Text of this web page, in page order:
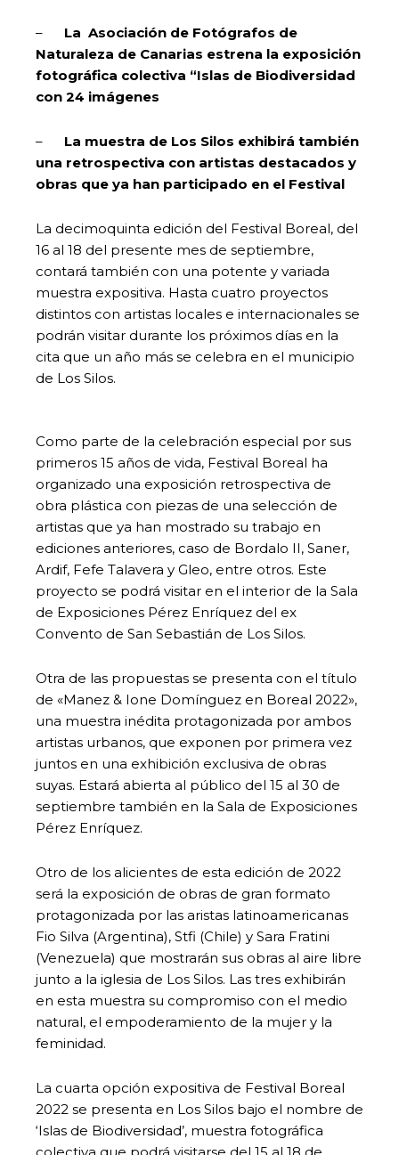
–
La Asociación de Fotógrafos de
Naturaleza de Canarias estrena la exposición
fotográfica colectiva “Islas de Biodiversidad
con 24 imágenes
– La muestra de Los Silos exhibirá también
una retrospectiva con artistas destacados y
obras que ya han participado en el Festival
La decimoquinta edición del Festival Boreal, del
16 al 18 del presente mes de septiembre,
contará también con una potente y variada
muestra expositiva. Hasta cuatro proyectos
distintos con artistas locales e internacionales se
podrán visitar durante los próximos días en la
cita que un año más se celebra en el municipio
de Los Silos.
Como parte de la celebración especial por sus
primeros 15 años de vida, Festival Boreal ha
organizado una exposición retrospectiva de
obra plástica con piezas de una selección de
artistas que ya han mostrado su trabajo en
ediciones anteriores, caso de Bordalo II, Saner,
Ardif, Fefe Talavera y Gleo, entre otros. Este
proyecto se podrá visitar en el interior de la Sala
de Exposiciones Pérez Enríquez del ex
Convento de San Sebastián de Los Silos.
Otra de las propuestas se presenta con el título
de «Manez & Ione Domínguez en Boreal 2022»,
una muestra inédita protagonizada por ambos
artistas urbanos, que exponen por primera vez
juntos en una exhibición exclusiva de obras
suyas. Estará abierta al público del 15 al 30 de
septiembre también en la Sala de Exposiciones
Pérez Enríquez.
Otro de los alicientes de esta edición de 2022
será la exposición de obras de gran formato
protagonizada por las aristas latinoamericanas
Fio Silva (Argentina), Stfi (Chile) y Sara Fratini
(Venezuela) que mostrarán sus obras al aire libre
junto a la iglesia de Los Silos. Las tres exhibirán
en esta muestra su compromiso con el medio
natural, el empoderamiento de la mujer y la
feminidad.
La cuarta opción expositiva de Festival Boreal
2022 se presenta en Los Silos bajo el nombre de
‘Islas de Biodiversidad’, muestra fotográfica